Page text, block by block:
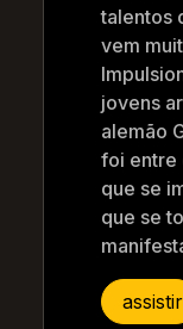
talentos
vem
jovens
alemão
foi entre
que se
que se
assistir